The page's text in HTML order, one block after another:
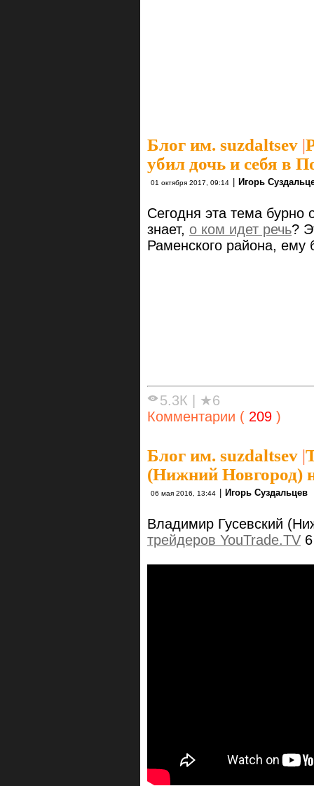
Блог им. suzdaltsev |
убил дочь и себя в
01 октября 2017, 09:14 | Игорь
Сегодня эта тема бурно
знает, о ком идет речь?
Раменского района,
5.3К
★6
Комментарии ( 209 )
Блог им. suzdaltsev |
(Нижний Новгород)
06 мая 2016, 13:44 Игорь Суздальцев
Владимир Гусевский
трейдеров YouTrade.TV